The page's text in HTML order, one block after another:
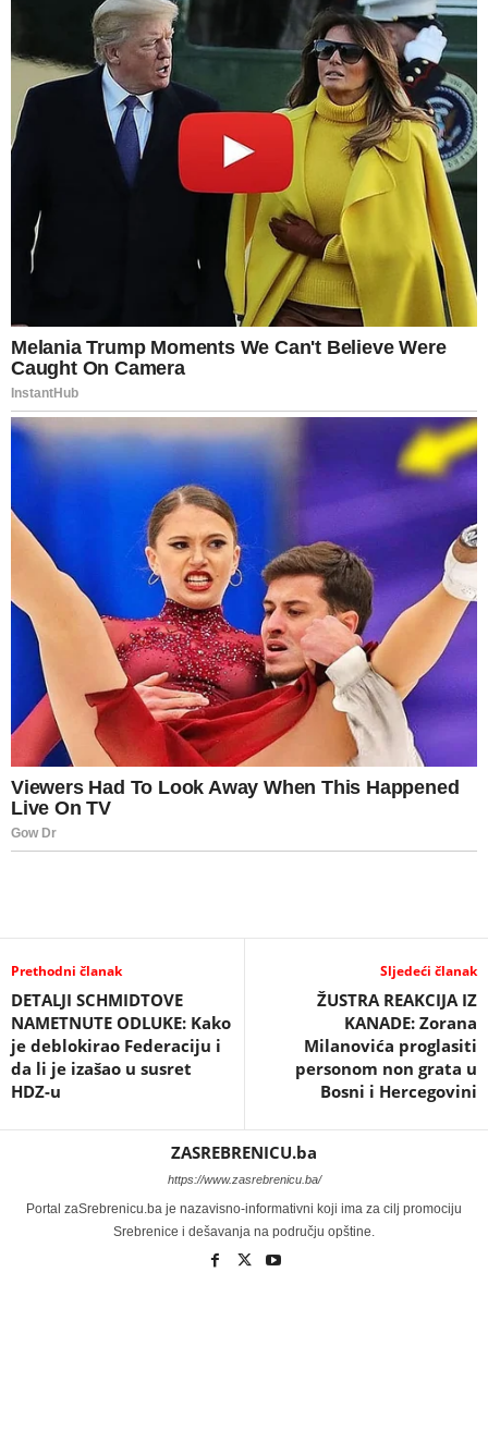
Prethodni članak
DETALJI SCHMIDTOVE
NAMETNUTE ODLUKE: Kako
je deblokirao Federaciju i
da li je izašao u susret
HDZ-u
Sljedeći članak
ŽUSTRA REAKCIJA IZ
KANADE: Zorana
Milanovića proglasiti
personom non grata u
Bosni i Hercegovini
ZASREBRENICU.ba
https://www.zasrebrenicu.ba/
Portal zaSrebrenicu.ba je nazavisno-informativni koji ima za cilj promociju
Srebrenice i dešavanja na području opštine.